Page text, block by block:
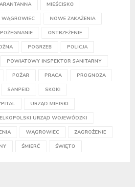
MIEŚCISKO
WĄGROWIEC NOWE ZAKAŻENIA
OSTRZEŻENIE
POGRZEB POLICJA
POWIATOWY INSPEKTOR SANITARNY
POŻAR PRACA PROGNOZA
SANPEID SKOKI
URZĄD MIEJSKI
URZĄD WOJEWÓDZKI
WĄGROWIEC ZAGROŻENIE
ŚMIERĆ ŚWIĘTO